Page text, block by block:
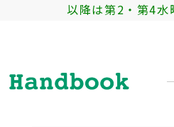
以降は第2・第4